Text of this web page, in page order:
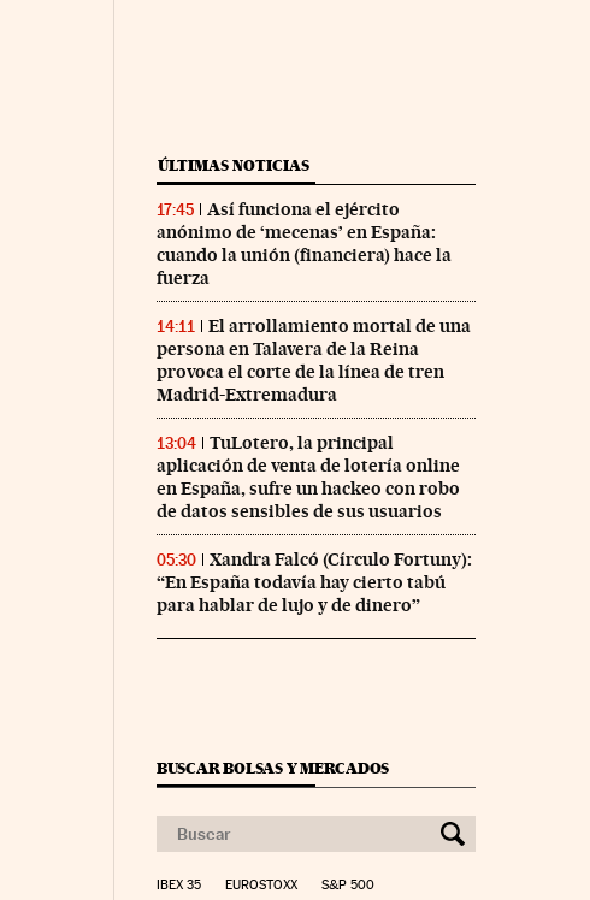
ÚLTIMAS NOTICIAS
17:45
Así funciona el ejército
anónimo de ‘mecenas’ en España:
cuando la unión (financiera) hace la
fuerza
14:11
El arrollamiento mortal de una
persona en Talavera de la Reina
provoca el corte de la línea de tren
Madrid-Extremadura
13:04
TuLotero, la principal
aplicación de venta de lotería online
en España, sufre un hackeo con robo
de datos sensibles de sus usuarios
05:30
Xandra Falcó (Círculo Fortuny):
“En España todavía hay cierto tabú
para hablar de lujo y de dinero”
BUSCAR BOLSAS Y MERCADOS
IBEX 35 EUROSTOXX S&P 500